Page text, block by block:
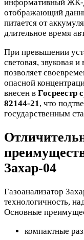
информативный ЖК-
отображающий
питается от
длительное время
При превышении
световая, звуковая
позволяет
опасной
внесен в Госреестр
82144-21 , что
государственным
Захар-04
Газоанализатор
технологичность,
Основные
компактные